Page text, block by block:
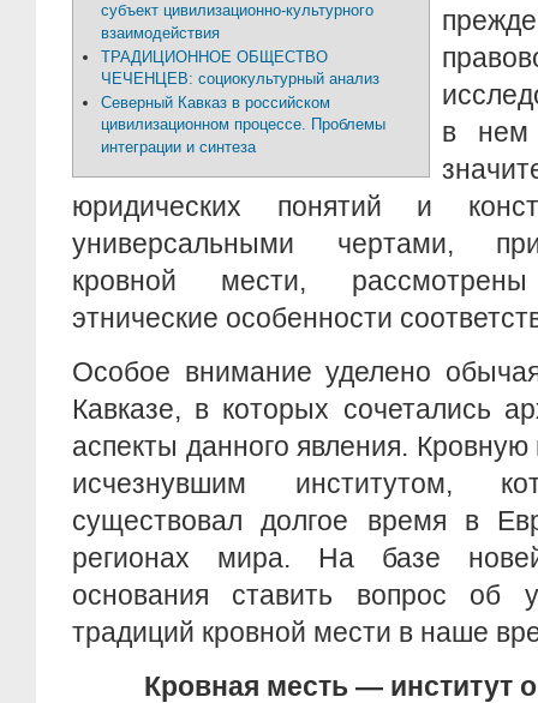
субъект цивилизационно-культурного
взаимодействия
ТРАДИЦИОННОЕ ОБЩЕСТВО
ЧЕЧЕНЦЕВ: социокультурный анализ
Северный Кавказ в российском
цивилизационном процессе. Проблемы
интеграции и синтеза
в нем
юридических понятий и
универсальными чертами,
кровной мести,
этнические особенности
Особое внимание уделено
Кавказе, в которых сочетались
аспекты данного явления. Кровную
исчезнувшим институтом,
существовал долгое время в
регионах мира. На базе
основания ставить вопрос об
традиций кровной мести в наше
Кровная месть — институт